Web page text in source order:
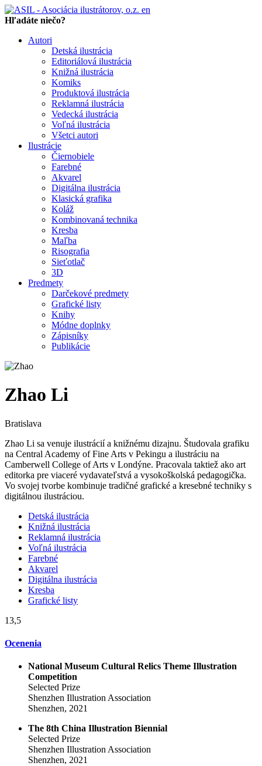
en
Hľadáte niečo?
Autori
Detská ilustrácia
Editoriálová ilustrácia
Knižná ilustrácia
Komiks
Produktová ilustrácia
Reklamná ilustrácia
Vedecká ilustrácia
Voľná ilustrácia
Všetci autori
Ilustrácie
Čiernobiele
Farebné
Akvarel
Digitálna ilustrácia
Klasická grafika
Koláž
Kombinovaná technika
Kresba
Maľba
Risografia
Sieťotlač
3D
Predmety
Darčekové predmety
Grafické listy
Knihy
Módne doplnky
Zápisníky
Publikácie
Zhao Li
Bratislava
Zhao Li sa venuje ilustrácií a knižnému dizajnu. Študovala grafiku
na Central Academy of Fine Arts v Pekingu a ilustráciu na
Camberwell College of Arts v Londýne. Pracovala taktiež ako art
editorka pre viaceré vydavateľstvá a vysokoškolská pedagogička.
Vo svojej tvorbe kombinuje tradičné grafické a kresebné techniky s
digitálnou ilustráciou.
Detská ilustrácia
Knižná ilustrácia
Reklamná ilustrácia
Voľná ilustrácia
Farebné
Akvarel
Digitálna ilustrácia
Kresba
Grafické listy
13,5
Ocenenia
National Museum Cultural Relics Theme Illustration
Competition
Selected Prize
Shenzhen Illustration Association
Shenzhen, 2021
The 8th China Illustration Biennial
Selected Prize
Shenzhen Illustration Association
Shenzhen, 2021